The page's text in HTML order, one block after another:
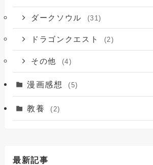
ダークソウル (31)
ドラゴンクエスト (2)
その他 (4)
漫画感想 (5)
教養 (2)
最新記事